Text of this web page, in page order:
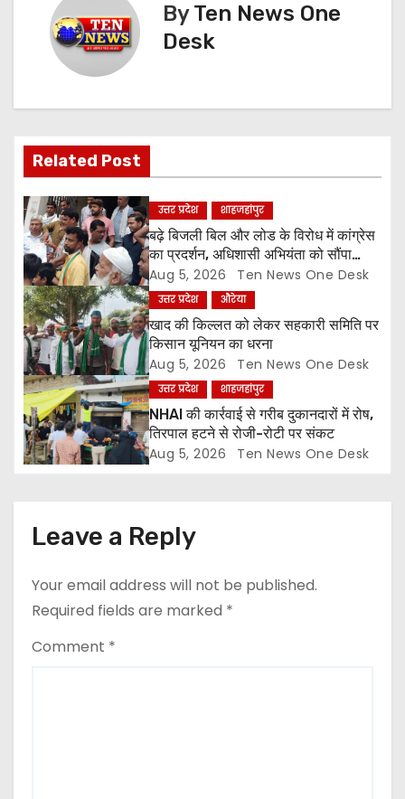
v
g
a
t
i
o
n
ByTen News One
Desk
Related Post
उत्तर प्रदेश शाहजहांपुर
बढ़े बिजली बिल और लोड के विरोध में कांग्रेस
का प्रदर्शन, अधिशासी अभियंता को सौंपा
ज्ञापन
Aug 5, 2026 Ten News One Desk
उत्तर प्रदेश औरेया
खाद की किल्लत को लेकर सहकारी समिति पर
किसान यूनियन का धरना
Aug 5, 2026 Ten News One Desk
उत्तर प्रदेश शाहजहांपुर
NHAI की कार्रवाई से गरीब दुकानदारों में रोष,
तिरपाल हटने से रोजी-रोटी पर संकट
Aug 5, 2026 Ten News One Desk
Leave a Reply
Your email address will not be published.
Required fields are marked *
Comment *